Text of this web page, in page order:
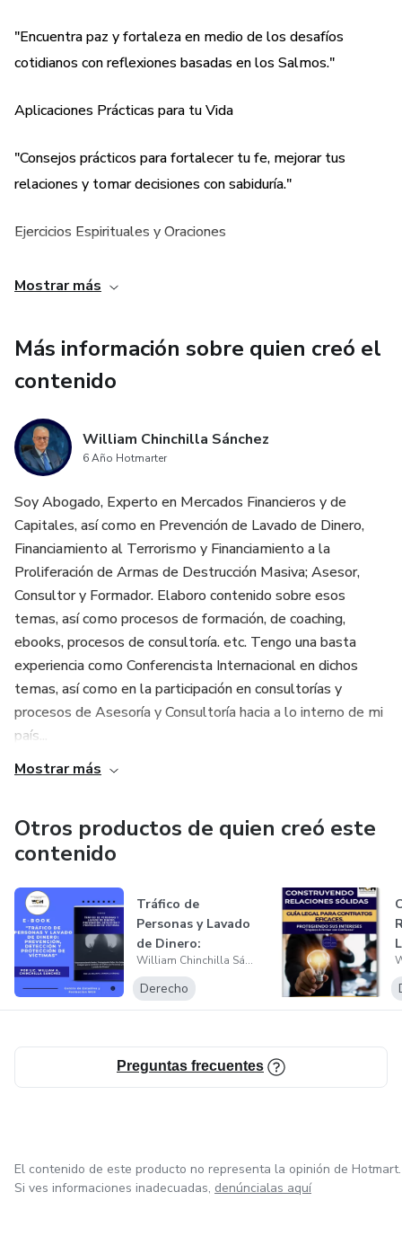
"Encuentra paz y fortaleza en medio de los desafíos
cotidianos con reflexiones basadas en los Salmos."
Aplicaciones Prácticas para tu Vida
"Consejos prácticos para fortalecer tu fe, mejorar tus
relaciones y tomar decisiones con sabiduría."
Ejercicios Espirituales y Oraciones
"Incluye oraciones guiadas y ejercicios espirituales para
Mostrar más
Más información sobre quien creó el
contenido
William Chinchilla Sánchez
6 Año Hotmarter
Soy Abogado, Experto en Mercados Financieros y de
Capitales, así como en Prevención de Lavado de Dinero,
Financiamiento al Terrorismo y Financiamiento a la
Proliferación de Armas de Destrucción Masiva; Asesor,
Consultor y Formador. Elaboro contenido sobre esos
temas, así como procesos de formación, de coaching,
ebooks, procesos de consultoría. etc. Tengo una basta
experiencia como Conferencista Internacional en dichos
temas, así como en la participación en consultorías y
procesos de Asesoría y Consultoría hacia a lo interno de mi
país...
Mostrar más
Otros productos de quien creó este
contenido
Tráfico de
Personas y Lavado
de Dinero:
Prevención,
Detecció...
William Chinchilla Sánchez
Derecho
Preguntas frecuentes
El contenido de este producto no representa la opinión de Hotmart.
Si ves informaciones inadecuadas, denúncialas aquí